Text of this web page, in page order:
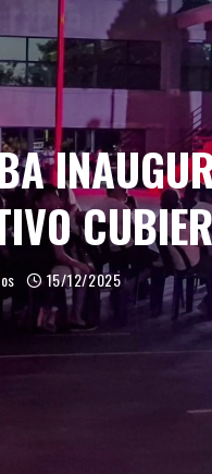
15/12/2025